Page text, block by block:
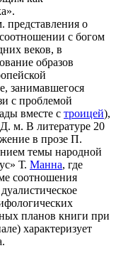
представления о
с богом
веков, в
образов
занимавшегося
с проблемой
вместе с троицей),
м. В литературе 20
в прозе П.
темы народной
Т. Манна, где
соотношения
планов книги при
характеризует